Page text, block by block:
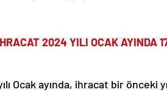
2024 YILI OCAK AYINDA
Ocak ayında, ihracat bir önceki